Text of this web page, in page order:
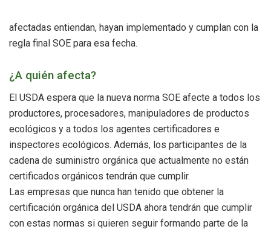
afectadas entiendan, hayan implementado y cumplan con la
regla final SOE para esa fecha.
¿A quién afecta?
El USDA espera que la nueva norma SOE afecte a todos los
productores, procesadores, manipuladores de productos
ecológicos y a todos los agentes certificadores e
inspectores ecológicos. Además, los participantes de la
cadena de suministro orgánica que actualmente no están
certificados orgánicos tendrán que cumplir.
Las empresas que nunca han tenido que obtener la
certificación orgánica del USDA ahora tendrán que cumplir
con estas normas si quieren seguir formando parte de la